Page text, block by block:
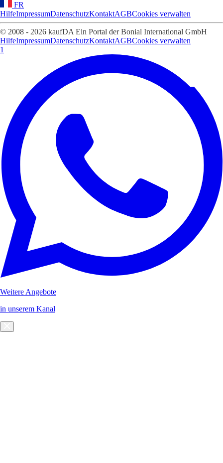
FR
HilfeImpressumDatenschutzKontaktAGBCookies verwalten
© 2008 - 2026 kaufDA Ein Portal der Bonial International GmbH
HilfeImpressumDatenschutzKontaktAGBCookies verwalten
1
Weitere Angebote
in unserem Kanal